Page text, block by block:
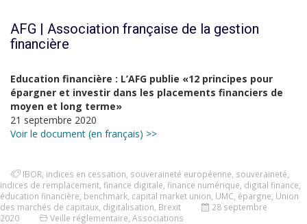
AFG | Association française de la gestion
financière
Education financière : L’AFG publie «12 principes pour
épargner et investir dans les placements financiers de
moyen et long terme»
21 septembre 2020
Voir le document (en français) >>
IBOR indices en cessation souveraineté européenne souveraineté
indices de remplacement finance digitale finance numérique digital finance
éducation financière benchmark capital market union UMC épargne Union
des marchés de capitaux digitalisation Brexit
28 septembre
2020
Veille réglementaire Associations